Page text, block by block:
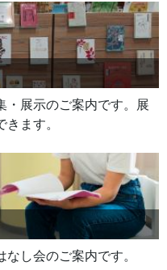
・展示のご案内です。展
ます。
し会のご案内です。